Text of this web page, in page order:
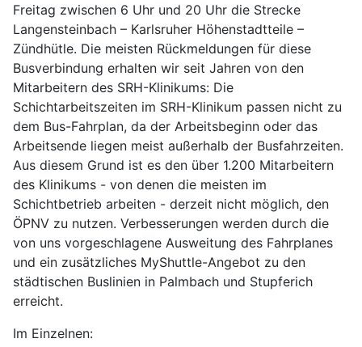
Freitag zwischen 6 Uhr und 20 Uhr die Strecke
Langensteinbach – Karlsruher Höhenstadtteile –
Zündhütle. Die meisten Rückmeldungen für diese
Busverbindung erhalten wir seit Jahren von den
Mitarbeitern des SRH-Klinikums: Die
Schichtarbeitszeiten im SRH-Klinikum passen nicht zu
dem Bus-Fahrplan, da der Arbeitsbeginn oder das
Arbeitsende liegen meist außerhalb der Busfahrzeiten.
Aus diesem Grund ist es den über 1.200 Mitarbeitern
des Klinikums - von denen die meisten im
Schichtbetrieb arbeiten - derzeit nicht möglich, den
ÖPNV zu nutzen. Verbesserungen werden durch die
von uns vorgeschlagene Ausweitung des Fahrplanes
und ein zusätzliches MyShuttle-Angebot zu den
städtischen Buslinien in Palmbach und Stupferich
erreicht.
Im Einzelnen: